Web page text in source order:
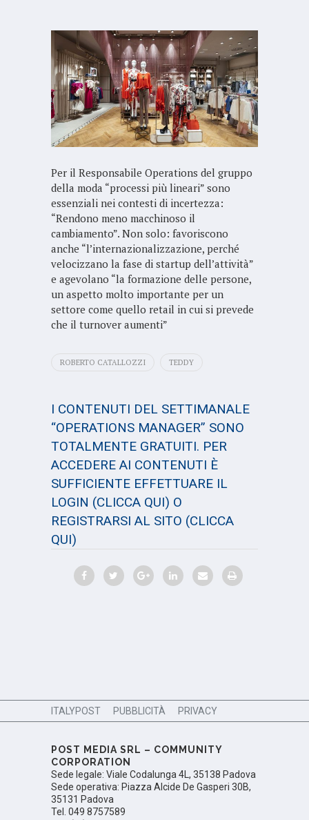
Per il Responsabile Operations del gruppo
della moda “processi più lineari” sono
essenziali nei contesti di incertezza:
“Rendono meno macchinoso il
cambiamento”. Non solo: favoriscono
anche “l’internazionalizzazione, perché
velocizzano la fase di startup dell’attività”
e agevolano “la formazione delle persone,
un aspetto molto importante per un
settore come quello retail in cui si prevede
che il turnover aumenti”
ROBERTO CATALLOZZI TEDDY
I CONTENUTI DEL SETTIMANALE
“OPERATIONS MANAGER” SONO
TOTALMENTE GRATUITI. PER
ACCEDERE AI CONTENUTI È
SUFFICIENTE EFFETTUARE IL
LOGIN (CLICCA QUI) O
REGISTRARSI AL SITO (CLICCA
QUI)
ITALYPOST PUBBLICITÀ PRIVACY
POST MEDIA SRL – COMMUNITY
CORPORATION
Sede legale: Viale Codalunga 4L, 35138 Padova
Sede operativa: Piazza Alcide De Gasperi 30B,
35131 Padova
Tel. 049 8757589